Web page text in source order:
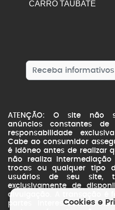
CARRO TAUBATE
ATENÇÃO: O site não
anúncios constantes
responsabilidade
Cabe ao consumidor
é idôneo antes de realizar
não realiza
trocas ou qualquer tipo
usuários de seu site,
exclusivamente de
divulgação. A transação é
partes interessadas.
Cookies e